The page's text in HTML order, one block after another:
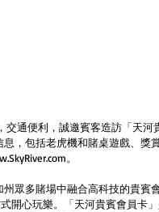
交通便利，誠邀賓客造訪「天河
，包括老虎機和賭桌遊戲、獎
。
眾多賭場中融合高科技的貴賓
開心玩樂。「天河貴賓會員卡